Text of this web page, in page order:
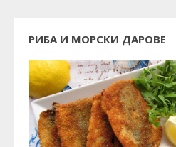
РИБА И МОРСКИ ДАРОВЕ